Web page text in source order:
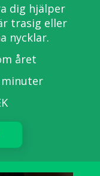
dig hjälper
trasig eller
nycklar.
året
minuter